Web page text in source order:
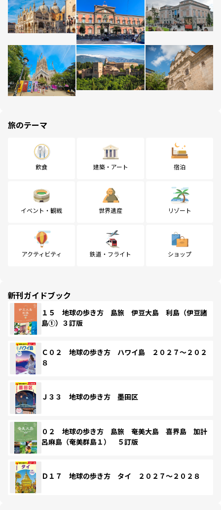
旅のテーマ
飲食 建築・アート 宿泊
イベント・観戦 世界遺産 リゾート
アクティビティ 鉄道・フライト ショップ
新刊ガイドブック
１５ 地球の歩き方 島旅 伊豆大島 利島（伊豆諸
島①）３訂版
Ｃ０２ 地球の歩き方 ハワイ島 ２０２７～２０２
８
Ｊ３３ 地球の歩き方 墨田区
０２ 地球の歩き方 島旅 奄美大島 喜界島 加計
呂麻島（奄美群島１） ５訂版
Ｄ１７ 地球の歩き方 タイ ２０２７～２０２８